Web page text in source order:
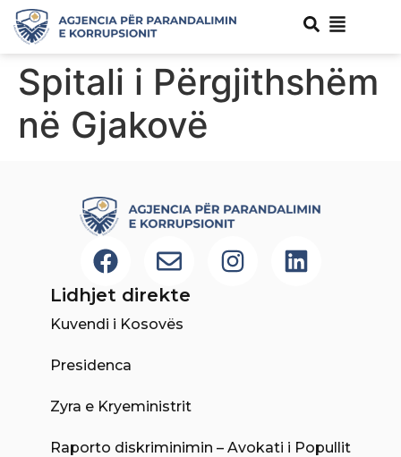
Spitali i Përgjithshëm
në Gjakovë
Lidhjet direkte
Kuvendi i Kosovës
Presidenca
Zyra e Kryeministrit
Raporto diskriminimin – Avokati i Popullit